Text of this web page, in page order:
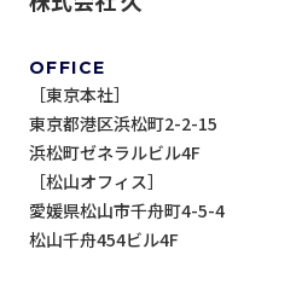
OFFICE
［東京本社］
東京都港区浜松町2-2-15
浜松町ゼネラルビル4F
［松山オフィス］
愛媛県松山市千舟町4-5-4
松山千舟454ビル4F